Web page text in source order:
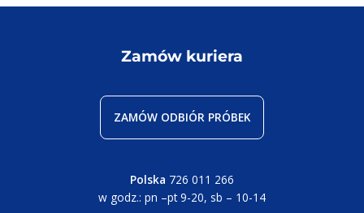
Zamów kuriera
ZAMÓW ODBIÓR PRÓBEK
Polska 726 011 266
w godz.: pn –pt 9-20, sb – 10-14